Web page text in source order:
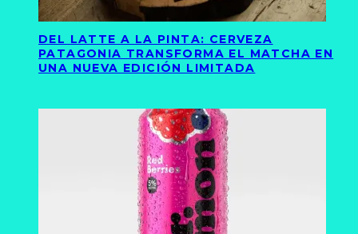
DEL LATTE A LA PINTA: CERVEZA
PATAGONIA TRANSFORMA EL MATCHA EN
UNA NUEVA EDICIÓN LIMITADA